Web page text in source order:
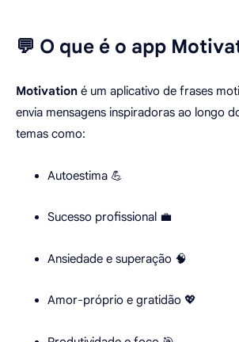
💬 O que é o app
Motivation é um aplicativo de frases
envia mensagens inspiradoras ao longo
temas como:
Autoestima 💪
Sucesso profissional 💼
Ansiedade e superação 🧠
Amor-próprio e gratidão 💖